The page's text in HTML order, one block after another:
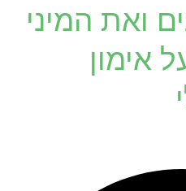
ואת המיני
אימון